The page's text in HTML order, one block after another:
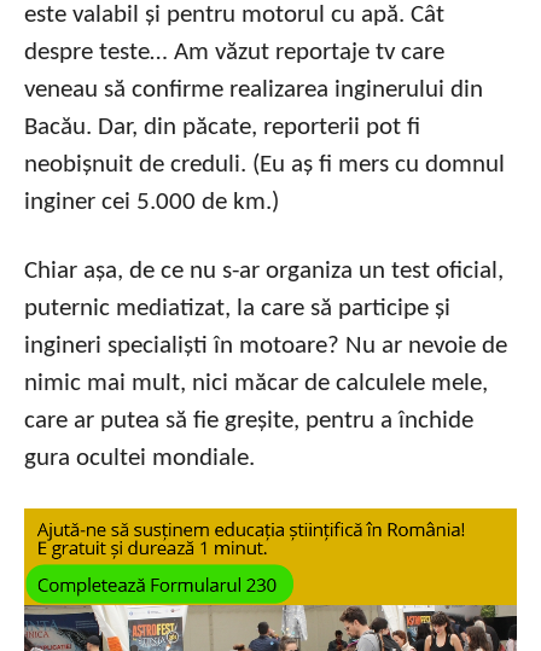
este valabil și pentru motorul cu apă. Cât
despre teste… Am văzut reportaje tv care
veneau să confirme realizarea inginerului din
Bacău. Dar, din păcate, reporterii pot fi
neobișnuit de creduli. (Eu aș fi mers cu domnul
inginer cei 5.000 de km.)
Chiar așa, de ce nu s-ar organiza un test oficial,
puternic mediatizat, la care să participe și
ingineri specialiști în motoare? Nu ar nevoie de
nimic mai mult, nici măcar de calculele mele,
care ar putea să fie greșite, pentru a închide
gura ocultei mondiale.